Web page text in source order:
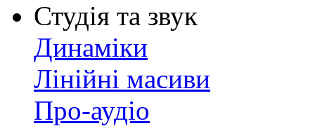
Студія та звук
Динаміки
Лінійні масиви
Про-аудіо